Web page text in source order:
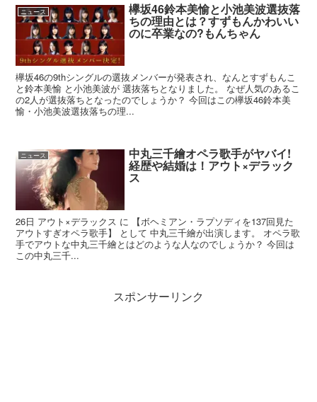
ニュース 欅坂46鈴本美愉と小池美波選抜落
ちの理由とは？すずもんかわいい
のに卒業なの?もんちゃん
欅坂46の9thシングルの選抜メンバーが発表され、なんとすずもんこ
と鈴本美愉 と小池美波が 選抜落ちとなりました。 なぜ人気のあるこ
の2人が選抜落ちとなったのでしょうか？ 今回はこの欅坂46鈴本美
愉・小池美波選抜落ちの理...
ニュース 中丸三千繪オペラ歌手がヤバイ!
経歴や結婚は！アウト×デラック
ス
26日 アウト×デラックス に 【ボヘミアン・ラプソディを137回見た
アウトすぎオペラ歌手】 として 中丸三千繪が出演します。 オペラ歌
手でアウトな中丸三千繪とはどのような人なのでしょうか？ 今回は
この中丸三千...
スポンサーリンク